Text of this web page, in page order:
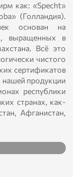
как: «Specht»
(Голландия).
основан на
выращенных в
Всё это
чистого
сертификатов
нашей продукции
республики
странах, как-
Афганистан,